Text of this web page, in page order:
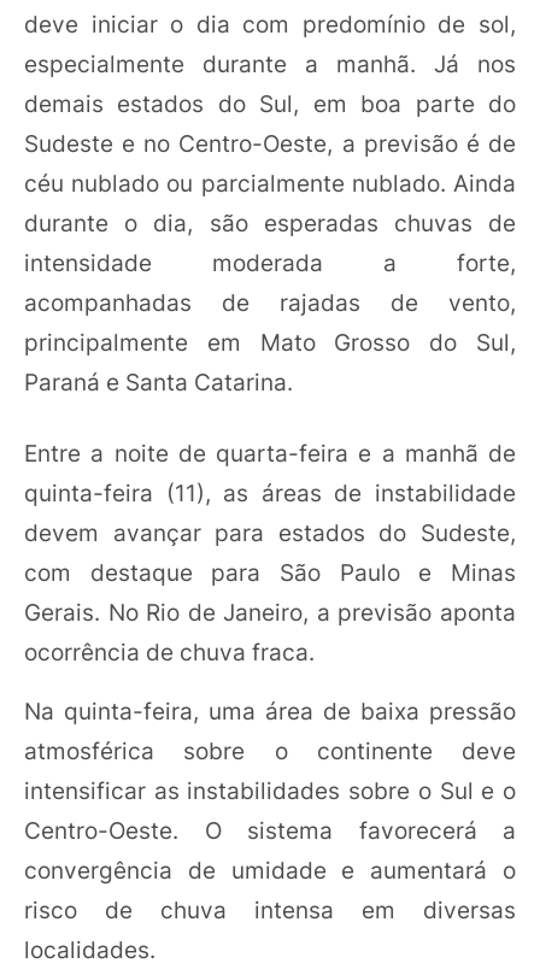
deve iniciar o dia com predomínio de sol,
especialmente durante a manhã. Já nos
demais estados do Sul, em boa parte do
Sudeste e no Centro-Oeste, a previsão é de
céu nublado ou parcialmente nublado. Ainda
durante o dia, são esperadas chuvas de
intensidade moderada a forte,
acompanhadas de rajadas de vento,
principalmente em Mato Grosso do Sul,
Paraná e Santa Catarina.
Entre a noite de quarta-feira e a manhã de
quinta-feira (11), as áreas de instabilidade
devem avançar para estados do Sudeste,
com destaque para São Paulo e Minas
Gerais. No Rio de Janeiro, a previsão aponta
ocorrência de chuva fraca.
Na quinta-feira, uma área de baixa pressão
atmosférica sobre o continente deve
intensificar as instabilidades sobre o Sul e o
Centro-Oeste. O sistema favorecerá a
convergência de umidade e aumentará o
risco de chuva intensa em diversas
localidades.